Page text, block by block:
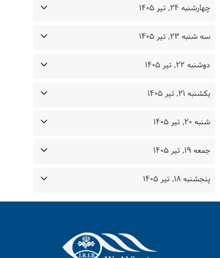
چهارشنبه ۲۴, تیر ۱۴۰۵
سه شنبه ۲۳, تیر ۱۴۰۵
دوشنبه ۲۲, تیر ۱۴۰۵
یکشنبه ۲۱, تیر ۱۴۰۵
شنبه ۲۰, تیر ۱۴۰۵
جمعه ۱۹, تیر ۱۴۰۵
پنجشنبه ۱۸, تیر ۱۴۰۵